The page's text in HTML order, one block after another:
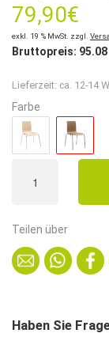
79,90€
exkl. 19 % MwSt. zzgl.
Bruttopreis: 95.08
Lieferzeit: ca. 12-14
Farbe
Narvik
Sitzschale
|
stapelbares
Dekor
Teilen über
Haben Sie